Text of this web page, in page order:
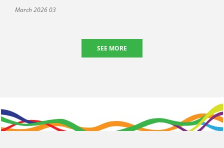
03 March 2026
SEE MORE